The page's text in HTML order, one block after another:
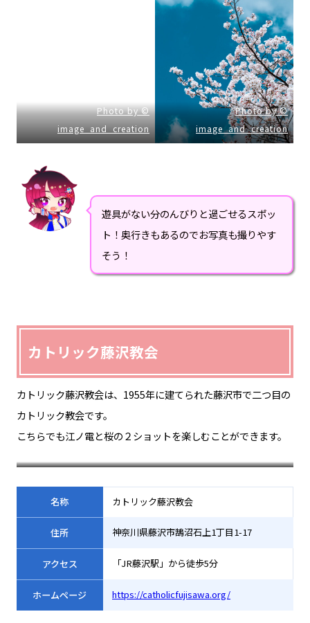
Photo by ©
image_and_creation
Photo by ©
image_and_creation
遊具がない分のんびりと過ごせるスポッ
ト！奥行きもあるのでお写真も撮りやす
そう！
カトリック藤沢教会
カトリック藤沢教会は、1955年に建てられた藤沢市で二つ目の
カトリック教会です。
こちらでも江ノ電と桜の２ショットを楽しむことができます。